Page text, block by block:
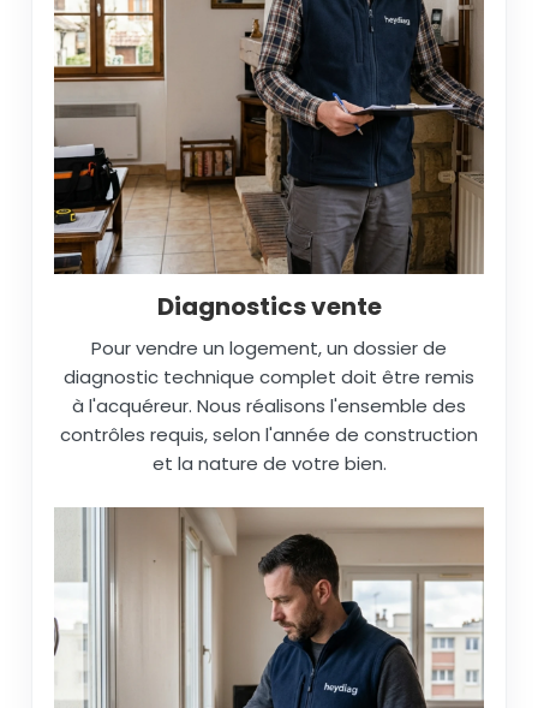
Diagnostics vente
Pour vendre un logement, un dossier de
diagnostic technique complet doit être remis
à l'acquéreur. Nous réalisons l'ensemble des
contrôles requis, selon l'année de construction
et la nature de votre bien.